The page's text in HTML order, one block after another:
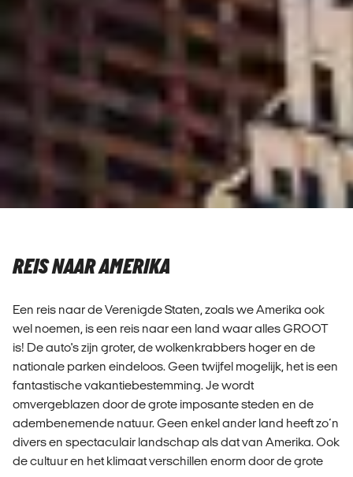
REIS NAAR AMERIKA
Een reis naar de Verenigde Staten, zoals we Amerika ook
wel noemen, is een reis naar een land waar alles GROOT
is! De auto's zijn groter, de wolkenkrabbers hoger en de
nationale parken eindeloos. Geen twijfel mogelijk, het is een
fantastische vakantiebestemming. Je wordt
omvergeblazen door de grote imposante steden en de
adembenemende natuur. Geen enkel ander land heeft zo´n
divers en spectaculair landschap als dat van Amerika. Ook
de cultuur en het klimaat verschillen enorm door de grote